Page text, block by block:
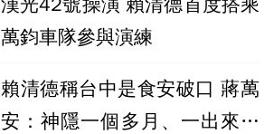
萬鈞車隊參與演練
賴清德稱台中是食安破口 蔣萬
安：神隱一個多月、一出來就